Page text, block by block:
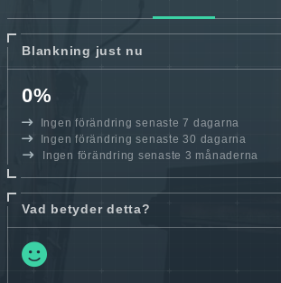
Blankning just nu
0%
Ingen förändring senaste 7 dagarna
Ingen förändring senaste 30 dagarna
Ingen förändring senaste 3 månaderna
Vad betyder detta?